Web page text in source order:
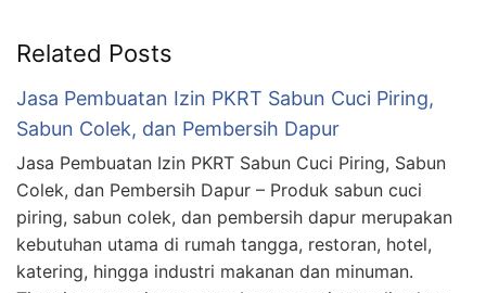
Related Posts
Jasa Pembuatan Izin PKRT Sabun Cuci Piring,
Sabun Colek, dan Pembersih Dapur
Jasa Pembuatan Izin PKRT Sabun Cuci Piring, Sabun
Colek, dan Pembersih Dapur – Produk sabun cuci
piring, sabun colek, dan pembersih dapur merupakan
kebutuhan utama di rumah tangga, restoran, hotel,
katering, hingga industri makanan dan minuman.